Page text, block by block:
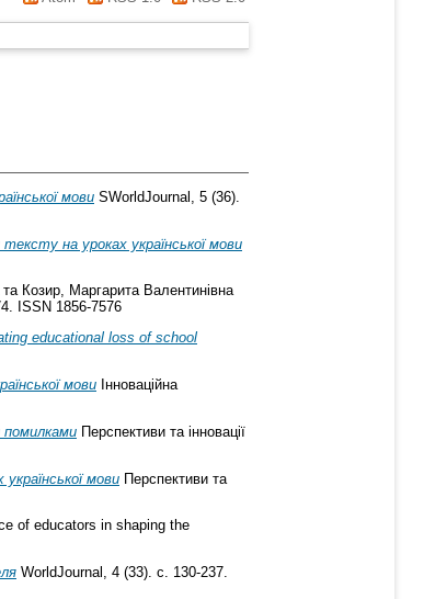
мови SWorldJournal, 5 (36).
на уроках української мови
та Козир, Маргарита Валентинівна
ISSN 1856-7576
educational loss of school
мови Інноваційна
помилками Перспективи та інновації
мови Перспективи та
of educators in shaping the
WorldJournal, 4 (33). с. 130-237.